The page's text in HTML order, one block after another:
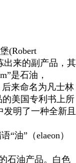
(Robert
出来的副产品，其
是石油，
来命名为凡士林
的美国专利书上所
明了一种全新且
“油”（elaeon）
石油产品。白色